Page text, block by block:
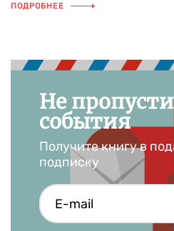
ПОДРОБНЕЕ
Не
события
Получите книгу в
подписку